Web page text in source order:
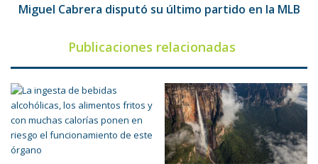
Miguel Cabrera disputó su último partido en la MLB
Publicaciones relacionadas